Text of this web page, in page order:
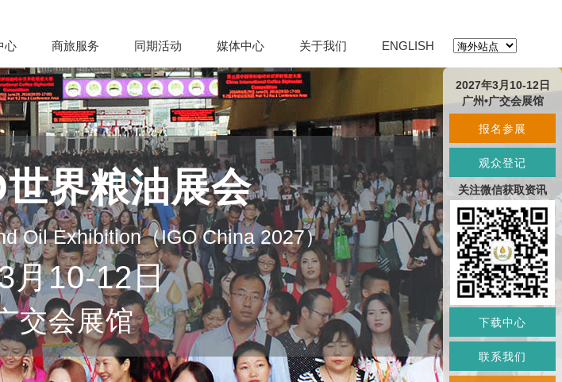
心 商旅服务 同期活动 媒体中心 关于我们 ENGLISH
界粮油展会
Oil Exhibition（IGO China 2027）
月10-12日
交会展馆
2027年3月10-12日
广州•广交会展馆
报名参展
观众登记
关注微信获取资讯
下载中心
联系我们